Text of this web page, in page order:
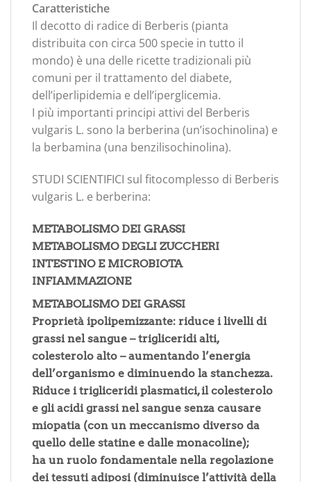
Caratteristiche
Il decotto di radice di Berberis (pianta
distribuita con circa 500 specie in tutto il
mondo) è una delle ricette tradizionali più
comuni per il trattamento del diabete,
dell’iperlipidemia e dell’iperglicemia.
I più importanti principi attivi del Berberis
vulgaris L. sono la berberina (un’isochinolina) e
la berbamina (una benzilisochinolina).
STUDI SCIENTIFICI sul fitocomplesso di Berberis
vulgaris L. e berberina:
METABOLISMO DEI GRASSI
METABOLISMO DEGLI ZUCCHERI
INTESTINO E MICROBIOTA
INFIAMMAZIONE
METABOLISMO DEI GRASSI
Proprietà ipolipemizzante: riduce i livelli di
grassi nel sangue – trigliceridi alti,
colesterolo alto – aumentando l’energia
dell’organismo e diminuendo la stanchezza.
Riduce i trigliceridi plasmatici, il colesterolo
e gli acidi grassi nel sangue senza causare
miopatia (con un meccanismo diverso da
quello delle statine e dalle monacoline);
ha un ruolo fondamentale nella regolazione
dei tessuti adiposi (diminuisce l’attività della